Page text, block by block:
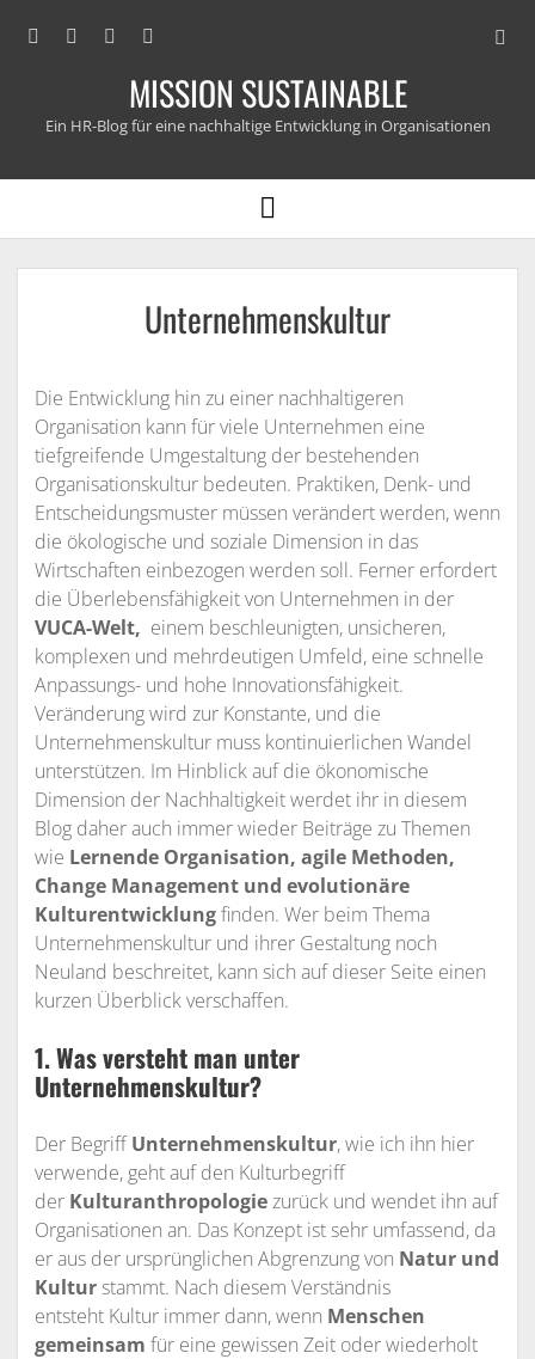
facebooklinkedin
email
Open
MISSION SUSTAINABLE
Ein HR-Blog für eine nachhaltige Entwicklung in Organisationen
open
menu
Unternehmenskultur
Die Entwicklung hin zu einer nachhaltigeren
Organisation kann für viele Unternehmen eine
tiefgreifende Umgestaltung der bestehenden
Organisationskultur bedeuten. Praktiken, Denk- und
Entscheidungsmuster müssen verändert werden, wenn
die ökologische und soziale Dimension in das
Wirtschaften einbezogen werden soll. Ferner erfordert
die Überlebensfähigkeit von Unternehmen in der
VUCA-Welt, einem beschleunigten, unsicheren,
komplexen und mehrdeutigen Umfeld, eine schnelle
Anpassungs- und hohe Innovationsfähigkeit.
Veränderung wird zur Konstante, und die
Unternehmenskultur muss kontinuierlichen Wandel
unterstützen. Im Hinblick auf die ökonomische
Dimension der Nachhaltigkeit werdet ihr in diesem
Blog daher auch immer wieder Beiträge zu Themen
wie Lernende Organisation, agile Methoden,
Change Management und evolutionäre
Kulturentwicklungfinden. Wer beim Thema
Unternehmenskultur und ihrer Gestaltung noch
Neuland beschreitet, kann sich auf dieser Seite einen
kurzen Überblick verschaffen.
1. Was versteht man unter
Unternehmenskultur?
Der BegriffUnternehmenskultur, wie ich ihn hier
verwende, geht auf den Kulturbegriff
derKulturanthropologiezurück und wendet ihn auf
Organisationen an. Das Konzept ist sehr umfassend, da
er aus der ursprünglichen Abgrenzung von Natur und
Kulturstammt. Nach diesem Verständnis
entsteht Kultur immer dann, wenn Menschen
gemeinsam für eine gewissen Zeit oder wiederholt